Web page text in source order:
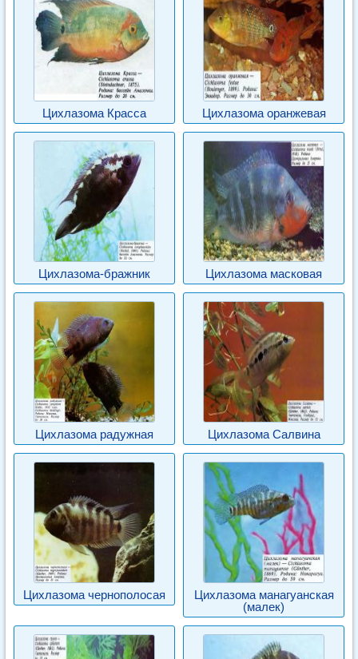
Цихлазома Красса Цихлазома оранжевая
Цихлазома-бражник Цихлазома масковая
Цихлазома радужная Цихлазома Салвина
Цихлазома чернополосая
Цихлазома манагуанская
(малек)